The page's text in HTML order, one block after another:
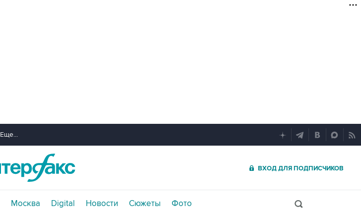
Еще...
ВХОД ДЛЯ ПОДПИСЧИКОВ
Москва Digital Новости Сюжеты Фото